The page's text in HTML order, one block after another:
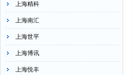
上海精科
上海南汇
上海世平
上海博讯
上海悦丰